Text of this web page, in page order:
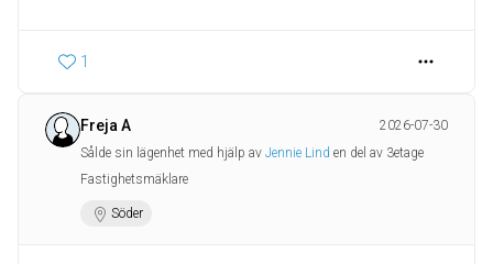
1
Freja A
2026-07-30
Sålde sin lägenhet med hjälp av Jennie Lind en del av 3etage
Fastighetsmäklare
Söder